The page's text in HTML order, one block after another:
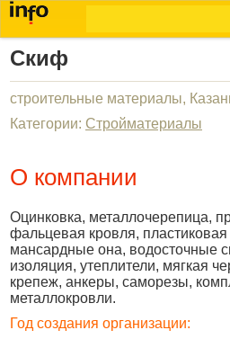
Скиф
строительные материалы,
Категории: Стройматериалы
О компании
Оцинковка, металлочерепица,
фальцевая кровля, пластиковая
мансардные она, водосточные
изоляция, утеплители, мягкая
крепеж, анкеры, саморезы,
металлокровли.
Год создания организации: